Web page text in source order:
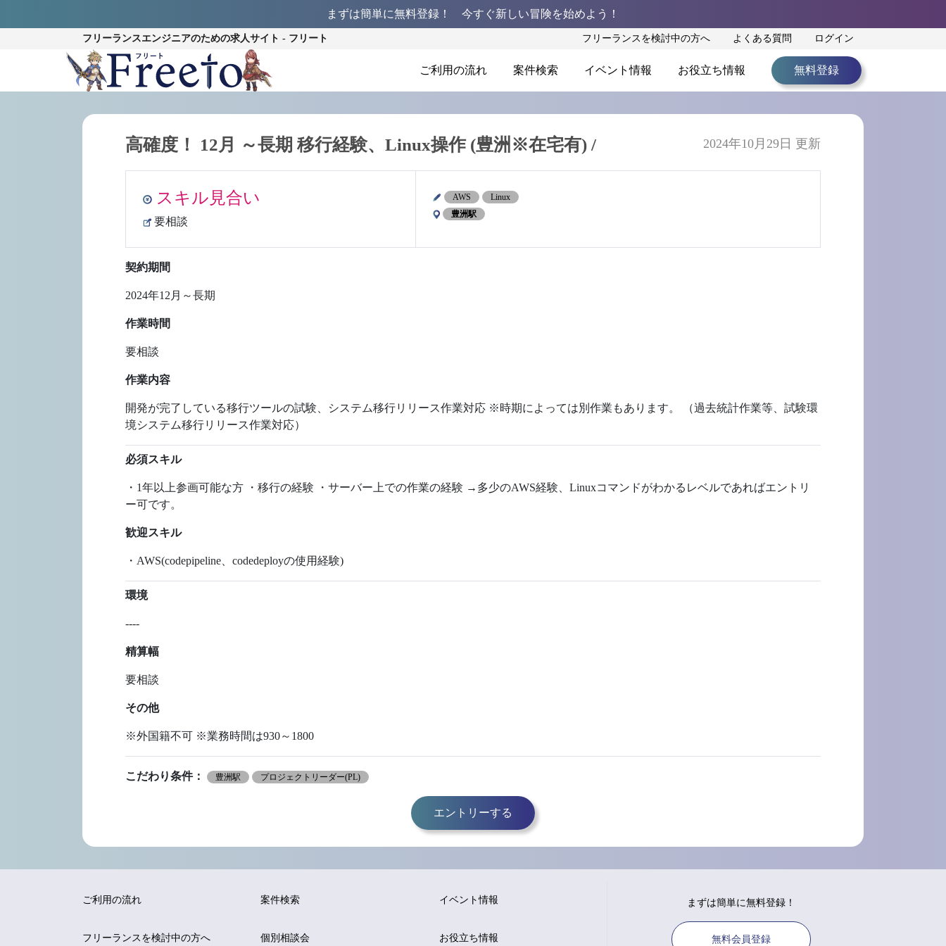
まずは簡単に無料登録！ 今すぐ新しい冒険を始めよう！
フリーランスエンジニアのための求人サイト - フリート フリーランスを検討中の方へ よくある質問 ログイン
ご利用の流れ 案件検索 イベント情報 お役立ち情報 無料登録
高確度！ 12月 ～長期 移行経験、Linux操作 (豊洲※在宅有) / 2024年10月29日 更新
スキル見合い
要相談
AWS
Linux
豊洲駅
契約期間
2024年12月～長期
作業時間
要相談
作業内容
開発が完了している移行ツールの試験、システム移行リリース作業対応 ※時期によっては別作業もあります。 （過去統計作業等、試験環
境システム移行リリース作業対応）
必須スキル
・1年以上参画可能な方 ・移行の経験 ・サーバー上での作業の経験 →多少のAWS経験、Linuxコマンドがわかるレベルであればエントリ
ー可です。
歓迎スキル
・AWS(codepipeline、codedeployの使用経験)
環境
----
精算幅
要相談
その他
※外国籍不可 ※業務時間は930～1800
こだわり条件： 豊洲駅 プロジェクトリーダー(PL)
エントリーする
ご利用の流れ 案件検索 イベント情報
フリーランスを検討中の方へ 個別相談会 お役立ち情報
まずは簡単に無料登録！
無料会員登録